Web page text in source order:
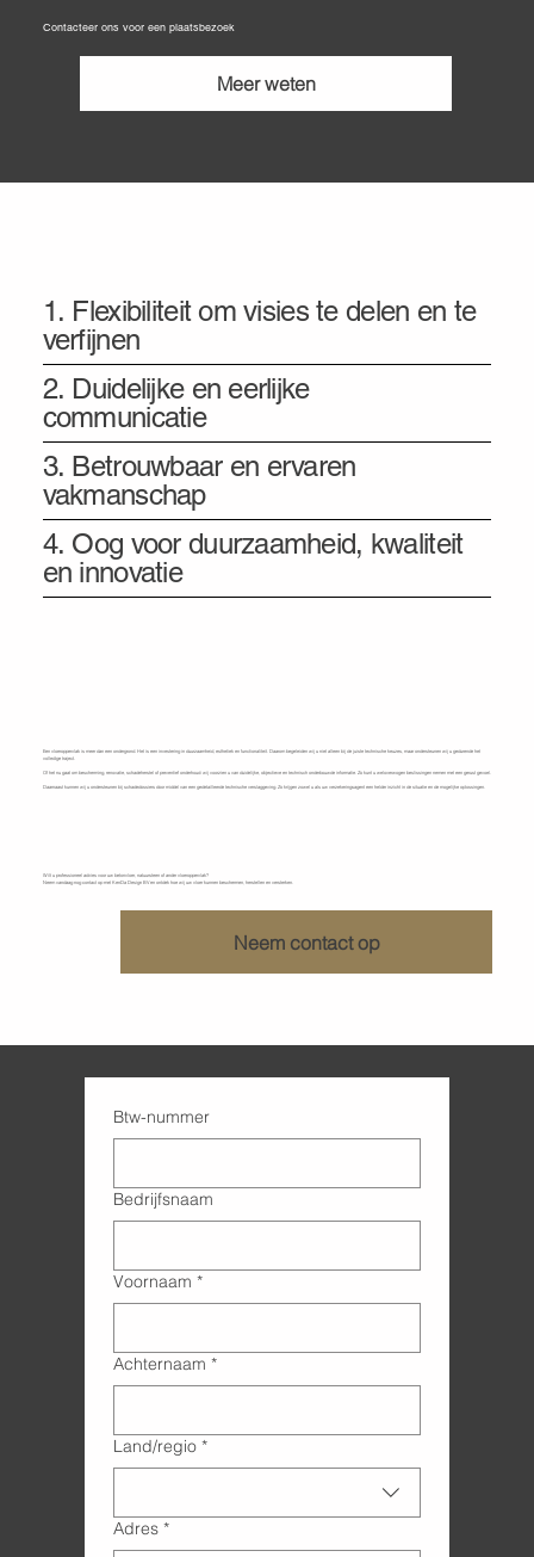
1. Flexibiliteit om visies te delen en te
verfijnen
2. Duidelijke en eerlijke
communicatie
3. Betrouwbaar en ervaren
vakmanschap
4. Oog voor duurzaamheid, kwaliteit
en innovatie
Contacteer ons voor een plaatsbezoek
Meer weten
Een vloeroppervlak is meer dan een ondergrond. Het is een investering in duurzaamheid, esthetiek en functionaliteit. Daarom begeleiden wij u niet alleen bij de juiste technische keuzes, maar ondersteunen wij u gedurende het
volledige traject.
Of het nu gaat om bescherming, renovatie, schadeherstel of preventief onderhoud: wij voorzien u van duidelijke, objectieve en technisch onderbouwde informatie. Zo kunt u weloverwogen beslissingen nemen met een gerust gevoel.
Daarnaast kunnen wij u ondersteunen bij schadedossiers door middel van een gedetailleerde technische verslaggeving. Zo krijgen zowel u als uw verzekeringsagent een helder inzicht in de situatie en de mogelijke oplossingen.
Wilt u professioneel advies voor uw betonvloer, natuursteen of ander vloeroppervlak?
Neem vandaag nog contact op met KenDa Design BV en ontdek hoe wij uw vloer kunnen beschermen, herstellen en versterken.
Neem contact op
Btw-nummer
Bedrijfsnaam
Voornaam *
Achternaam *
Adres met meerdere regels
Land/regio *
Adres *